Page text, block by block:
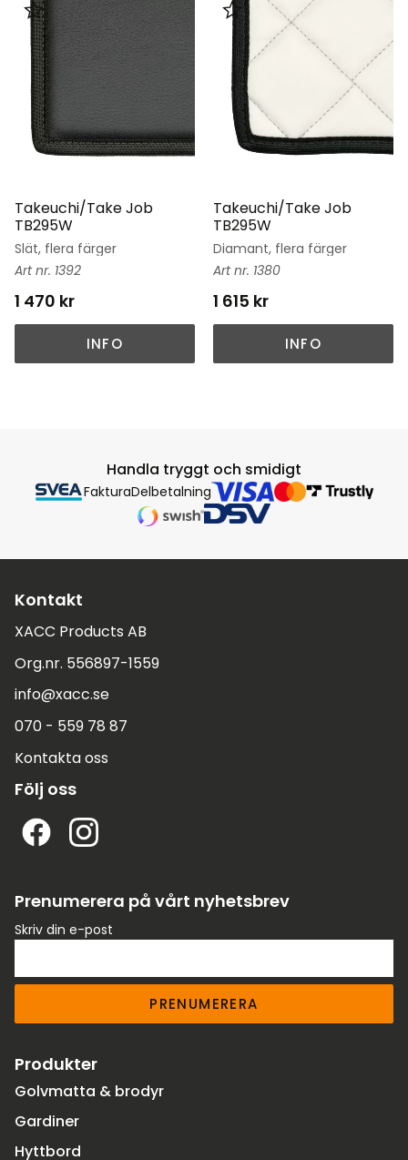
Takeuchi/Take Job
TB295W
Slät, flera färger
1392
1 470 kr
Lägg till i favoriter
INFO
Takeuchi/Take Job
TB295W
Diamant, flera färger
1380
1 615 kr
Lägg till i favoriter
INFO
Handla tryggt och smidigt
FakturaDelbetalning
Kontakt
XACC Products AB
Org.nr. 556897-1559
info@xacc.se
070 - 559 78 87
Kontakta oss
Följ oss
Prenumerera på vårt nyhetsbrev
Skriv din e-post
PRENUMERERA
Produkter
Golvmatta & brodyr
Gardiner
Hyttbord